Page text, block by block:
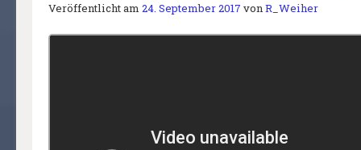
Veröffentlicht am 24. September 2017 vonR_Weiher